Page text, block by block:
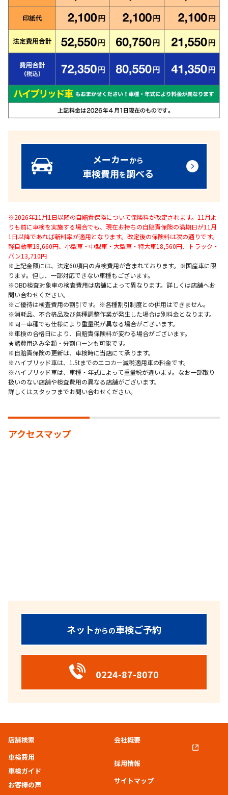
メーカーから
車検費用を調べる
※2026年11月1日以降の自賠責保険について保険料が改定されます。11月よ
りも前に車検を実施する場合でも、現在お持ちの自賠責保険の満期日が11月
1日以降であれば新料率が適用となります。改定後の保険料は次の通りです。
軽自動車18,660円、小型車・中型車・大型車・特大車18,560円、トラック・
バン13,710円
※上記金額には、法定60項目の点検費用が含まれております。※国産車に限
ります。但し、一部対応できない車種もございます。
※OBD検査対象車の検査費用は店舗によって異なります。詳しくは店舗へお
問い合わせください。
※ご優待は検査費用の割引です。※各種割引制度との併用はできません。
※消耗品、不合格品及び各種調整作業が発生した場合は別料金となります。
※同一車種でも仕様により重量税が異なる場合がございます。
※車検の合格日により、自賠責保険料が変わる場合がございます。
★諸費用込み全額・分割ローンも可能です。
※自賠責保険の更新は、車検時に当店にて承ります。
※ハイブリッド車は、1.5tまでのエコカー減税適用車の料金です。
※ハイブリッド車は、車種・年式によって重量税が違います。なお一部取り
扱いのない店舗や検査費用の異なる店舗がございます。
詳しくはスタッフまでお問い合わせください。
アクセスマップ
ネットからの車検ご予約
0224-87-8070
店舗検索
車検費用
車検ガイド
お客様の声
会社概要
採用情報
サイトマップ